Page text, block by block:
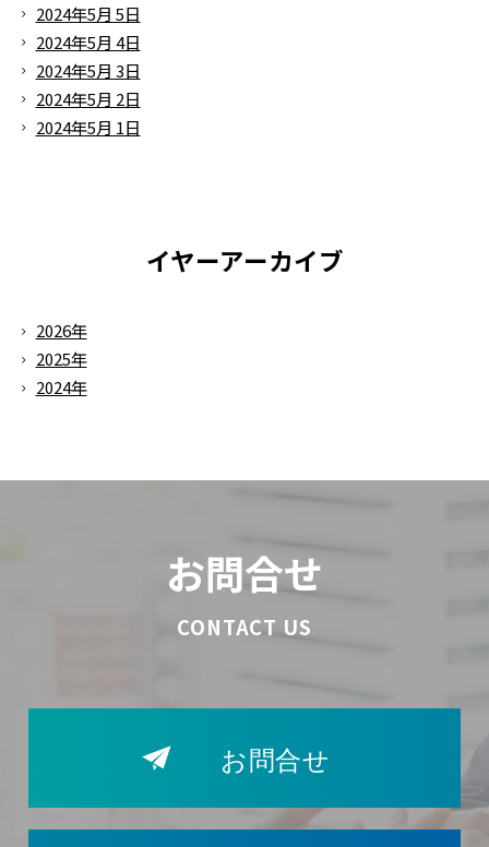
2024年5月 5日
2024年5月 4日
2024年5月 3日
2024年5月 2日
2024年5月 1日
イヤーアーカイブ
2026年
2025年
2024年
お問合せ
CONTACT US
お問合せ